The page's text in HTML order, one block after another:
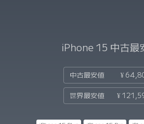
iPhone 15 中古最
中古最安値 ¥
世界最安値 ¥